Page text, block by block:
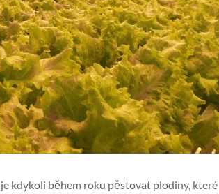
kdykoli během roku pěstovat plodiny, které